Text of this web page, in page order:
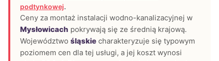
podtynkowej.
Ceny za montaż instalacji wodno-kanalizacyjnej w
Mysłowicach pokrywają się ze średnią krajową.
Województwo śląskie charakteryzuje się typowym
poziomem cen dla tej usługi, a jej koszt wynosi